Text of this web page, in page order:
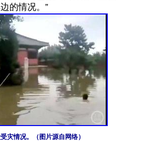
灾情况。（图片源自网络）